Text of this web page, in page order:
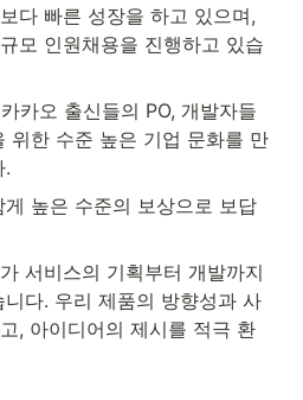
다 빠른 성장을 하고 있으며,
모 인원채용을 진행하고 있습
카오 출신들의 PO, 개발자들
위한 수준 높은 기업 문화를 만
.
높은 수준의 보상으로 보답
서비스의 기획부터 개발까지
다. 우리 제품의 방향성과 사
, 아이디어의 제시를 적극 환